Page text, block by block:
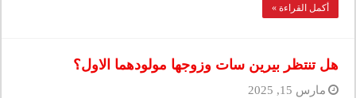
أكمل القراءة »
هل تنتظر بيرين سات وزوجها مولودهما الاول؟
مارس 15, 2025